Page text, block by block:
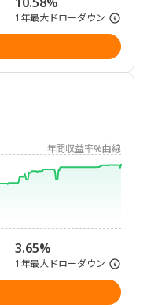
1年最大ドローダウン
年間収益率%曲線
3.65%
1年最大ドローダウン